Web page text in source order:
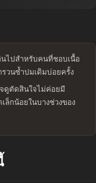
นไปสำหรับคนที่ชอบเนื้อ
รวนซ้ำปมเดิมบ่อยครั้ง
ดูตัดสินใจไม่ค่อยมี
ล็กน้อยในบางช่วงของ